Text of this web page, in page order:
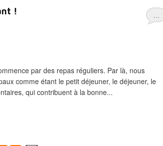
…
!
par des repas réguliers. Par là, nous
comme étant le petit déjeuner, le déjeuner, le
qui contribuent à la bonne...